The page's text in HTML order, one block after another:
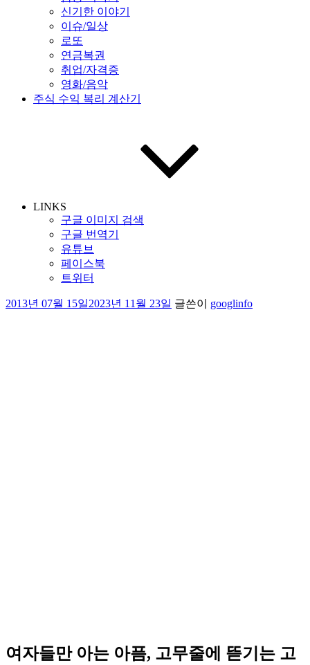
신기한 이야기
이슈/일상
로또
연금복권
취업/자격증
영화/음악
주식 수익 복리 계산기
LINKS
구글 이미지 검색
구글 번역기
유튜브
페이스북
트위터
작
2013년 07월 15일2023년 11월 23일 글쓴이 googlinfo
여자들만 아는 아픔, 고무줄에 뜯기는 고